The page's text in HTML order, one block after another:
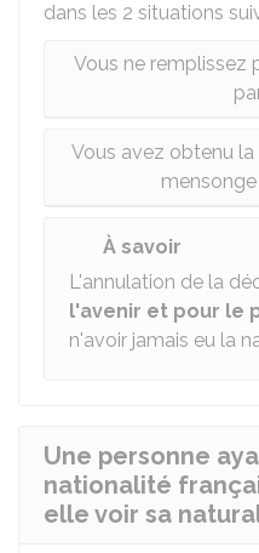
dans les 2 situations
Vous ne remplissez
Vous avez obtenu
À savoir
L'annulation de la
l'avenir et pour le
n'avoir jamais eu la
Une personne
nationalité
elle voir sa